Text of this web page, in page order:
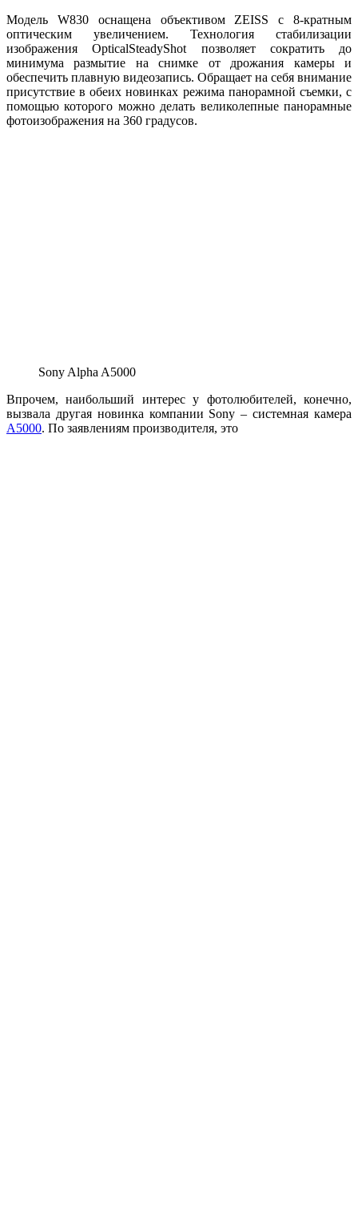
Модель W830 оснащена объективом ZEISS с 8-кратным
оптическим увеличением. Технология стабилизации
изображения OpticalSteadyShot позволяет сократить до
минимума размытие на снимке от дрожания камеры и
обеспечить плавную видеозапись. Обращает на себя внимание
присутствие в обеих новинках режима панорамной съемки, с
помощью которого можно делать великолепные панорамные
фотоизображения на 360 градусов.
Sony Alpha A5000
Впрочем, наибольший интерес у фотолюбителей, конечно,
вызвала другая новинка компании Sony – системная камера
A5000. По заявлениям производителя, это